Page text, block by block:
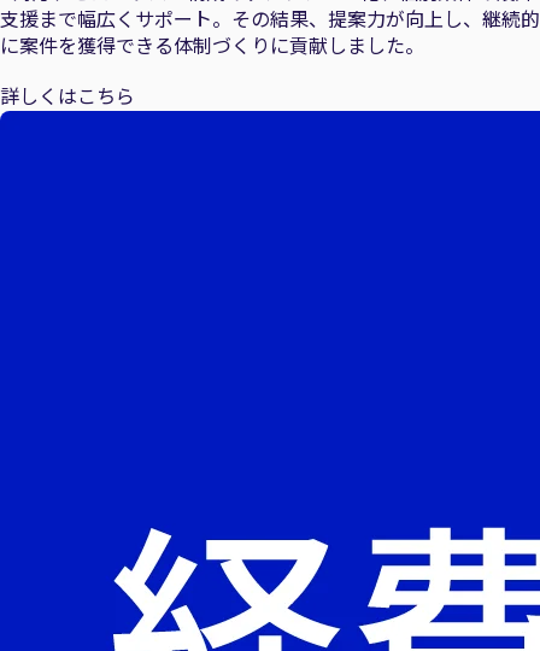
支援まで幅広くサポート。その結果、提案力が向上し、継続的
に案件を獲得できる体制づくりに貢献しました。
詳しくはこちら